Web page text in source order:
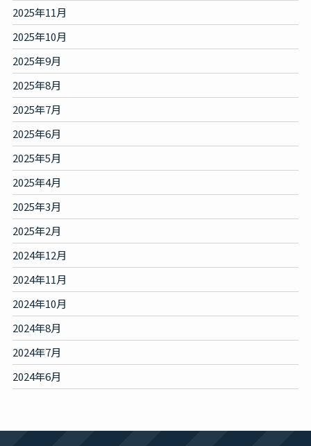
2025年11月
2025年10月
2025年9月
2025年8月
2025年7月
2025年6月
2025年5月
2025年4月
2025年3月
2025年2月
2024年12月
2024年11月
2024年10月
2024年8月
2024年7月
2024年6月